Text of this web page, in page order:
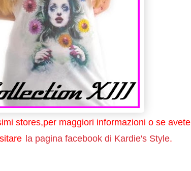
stores,per maggiori informazioni o se avete
la pagina facebook di Kardie's Style.